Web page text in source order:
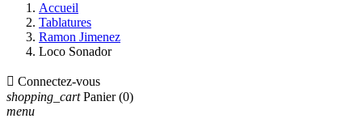
Accueil
Tablatures
Ramon Jimenez
Loco Sonador
 Connectez-vous
shopping_cart Panier (0)
menu